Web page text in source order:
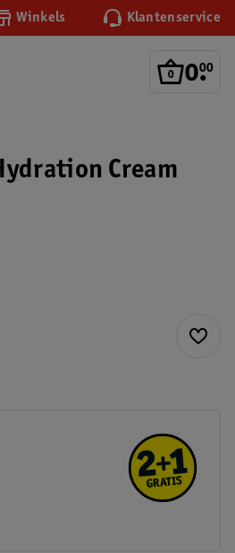
Winkels Klantenservice
0.
00
Cream